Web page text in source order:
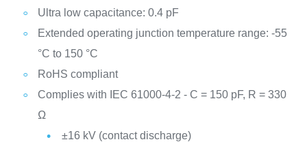
Ultra low capacitance: 0.4 pF
Extended operating junction temperature range: -55
°C to 150 °C
RoHS compliant
Complies with IEC 61000-4-2 - C = 150 pF, R = 330
Ω
±16 kV (contact discharge)